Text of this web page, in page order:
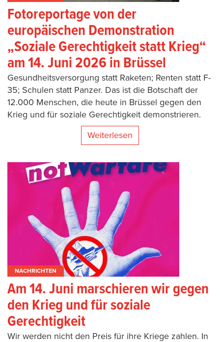
Fotoreportage von der
europäischen Demonstration
„Soziale Gerechtigkeit statt Krieg“
am 14. Juni 2026 in Brüssel
Gesundheitsversorgung statt Raketen; Renten statt F-
35; Schulen statt Panzer. Das ist die Botschaft der
12.000 Menschen, die heute in Brüssel gegen den
Krieg und für soziale Gerechtigkeit demonstrieren.
Weiterlesen
NACHRICHTEN
Am 14. Juni marschieren wir gegen
den Krieg und für soziale
Gerechtigkeit
Wir werden nicht den Preis für ihre Kriege zahlen. In